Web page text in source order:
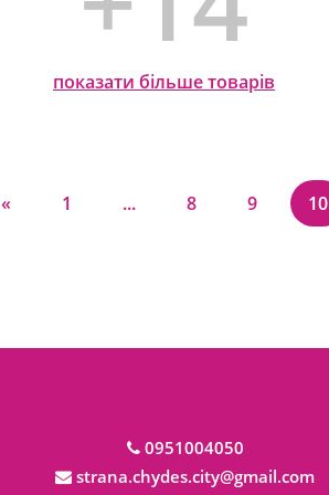
показати більше товарів
« 1 ... 8 9 10
0951004050
strana.chydes.city@gmail.com